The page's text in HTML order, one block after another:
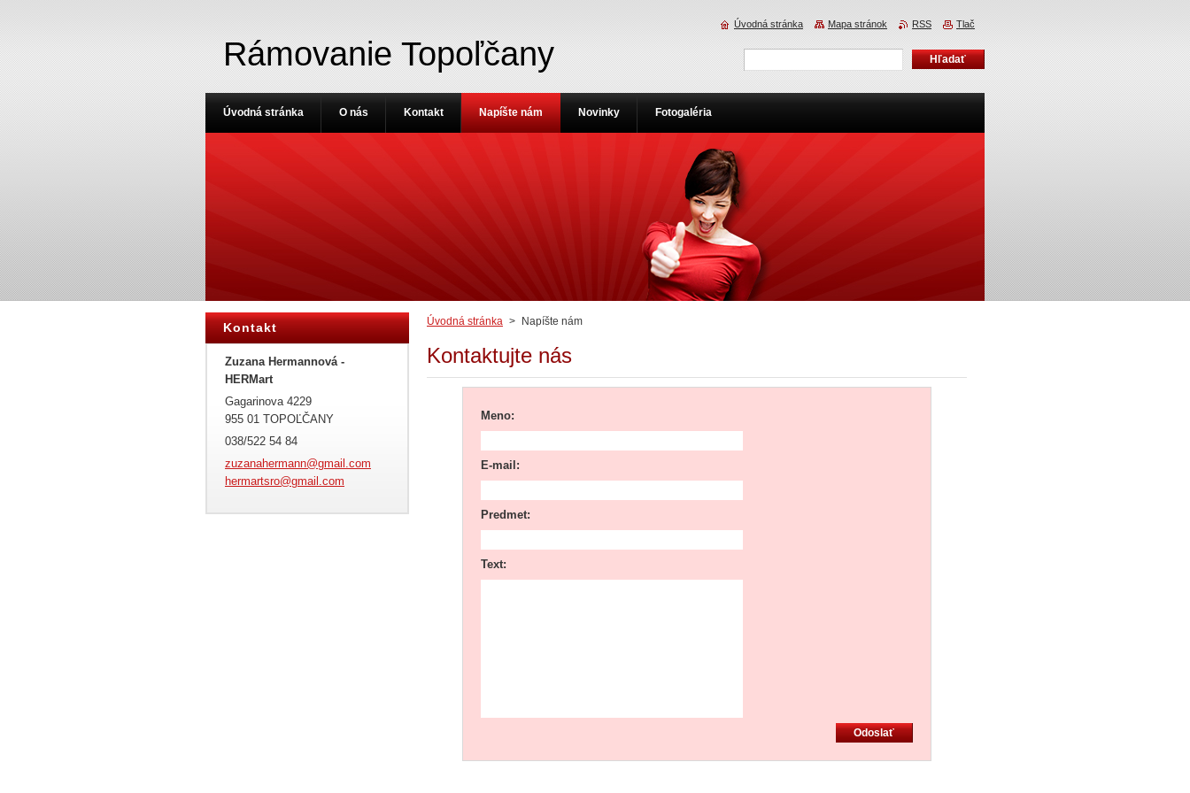
Rámovanie Topoľčany
Úvodná stránka > Napíšte nám
Kontaktujte nás
Meno:
E-mail:
Predmet:
Text:
Kontakt
Zuzana Hermannová -
HERMart
Gagarinova 4229
955 01 TOPOĽČANY
038/522 54 84
zuzanahermann@gmail.com
hermartsro@gmail.com
Úvodná stránka O nás Kontakt Napíšte nám Novinky Fotogaléria
Úvodná stránka Mapa stránok RSS Tlač